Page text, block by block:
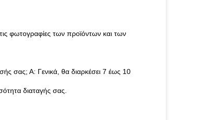
φωτογραφίες των προϊόντων και των
σας; Α: Γενικά, θα διαρκέσει 7 έως 10
διαταγής σας.